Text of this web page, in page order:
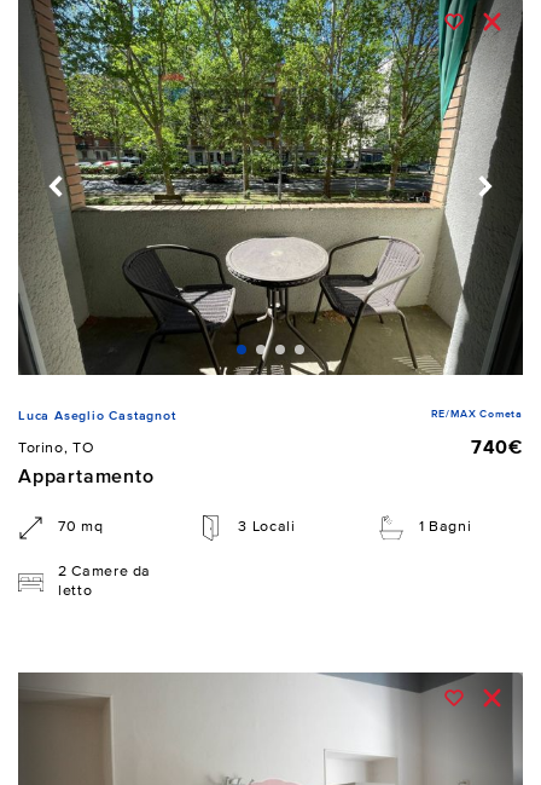
Luca Aseglio Castagnot RE/MAX Cometa
Torino, TO
740€
Appartamento
70 mq 3 Locali 1 Bagni
2 Camere da
letto